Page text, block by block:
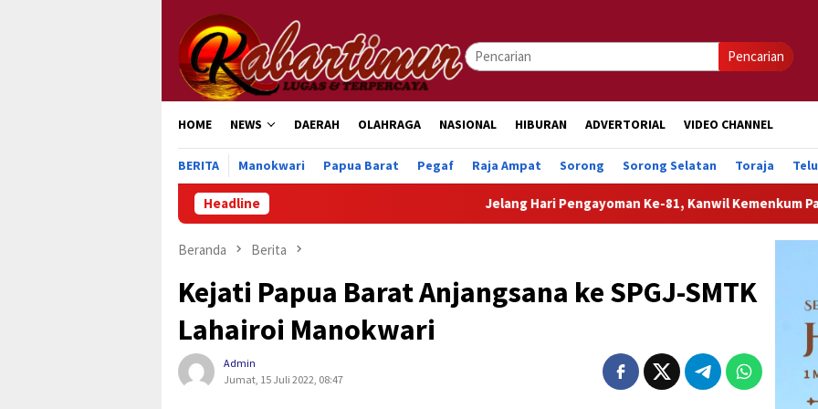
konten
Pencarian
HOME NEWS DAERAH OLAHRAGA NASIONAL HIBURAN ADVERTORIAL VIDEO CHANNEL
BERITA Manokwari Papua Barat Pegaf Raja Ampat Sorong Sorong Selatan Toraja
Headline Jelang Hari Pengayoman Ke-81, Kanwil Kemenkum Papua Barat
Beranda Berita
Kejati Papua Barat Anjangsana ke SPGJ-SMTK
Lahairoi Manokwari
Admin
Jumat, 15 Juli 2022, 08:47